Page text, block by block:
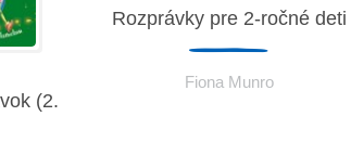
(2.
Rozprávky pre 2-ročné deti
Fiona Munro